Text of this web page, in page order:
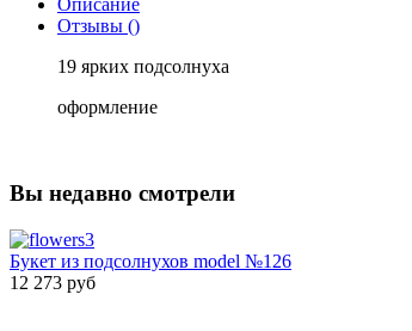
Отзывы ()
19 ярких подсолнуха
оформление
Вы недавно смотрели
Букет из подсолнухов model №126
12 273 руб